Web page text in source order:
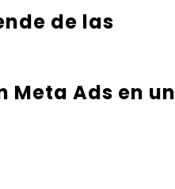
de las
Meta Ads en un